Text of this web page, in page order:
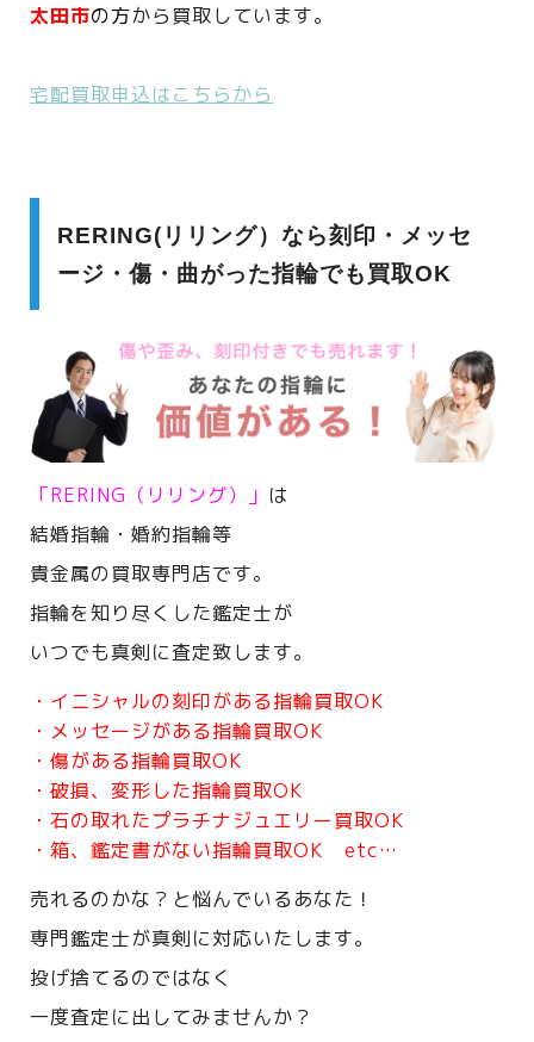
太田市の方から買取しています。
宅配買取申込はこちらから
RERING(リリング）なら刻印・メッセ
ージ・傷・曲がった指輪でも買取OK
「RERING（リリング）」 は
結婚指輪・婚約指輪等
貴金属の買取専門店です。
指輪を知り尽くした鑑定士が
いつでも真剣に査定致します。
・イニシャルの刻印がある指輪買取OK
・メッセージがある指輪買取OK
・傷がある指輪買取OK
・破損、変形した指輪買取OK
・石の取れたプラチナジュエリー買取OK
・箱、鑑定書がない指輪買取OK etc…
売れるのかな？と悩んでいるあなた！
専門鑑定士が真剣に対応いたします。
投げ捨てるのではなく
一度査定に出してみませんか？